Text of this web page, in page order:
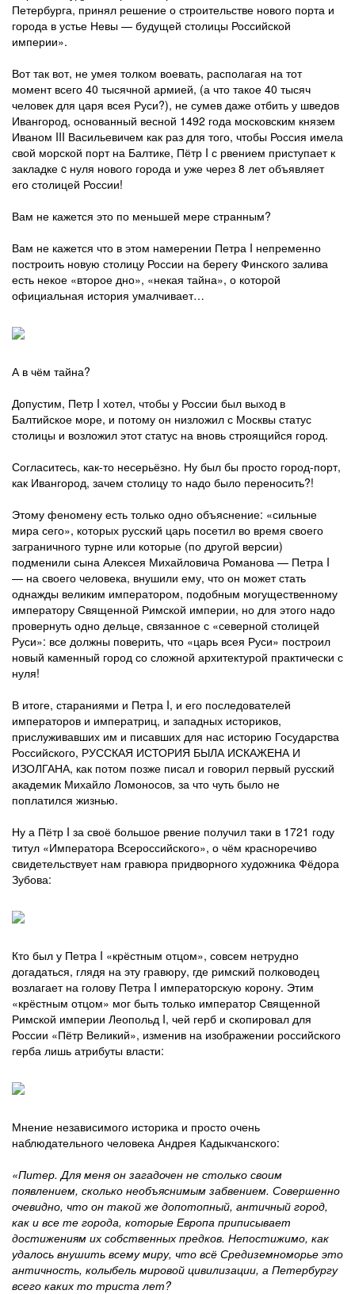
Петербурга, принял решение о строительстве нового порта и
города в устье Невы — будущей столицы Российской
империи».
Вот так вот, не умея толком воевать, располагая на тот
момент всего 40 тысячной армией, (а что такое 40 тысяч
человек для царя всея Руси?), не сумев даже отбить у шведов
Ивангород, основанный весной 1492 года московским князем
Иваном III Васильевичем как раз для того, чтобы Россия имела
свой морской порт на Балтике, Пётр I с рвением приступает к
закладке c нуля нового города и уже через 8 лет объявляет
его столицей России!
Вам не кажется это по меньшей мере странным?
Вам не кажется что в этом намерении Петра I непременно
построить новую столицу России на берегу Финского залива
есть некое «второе дно», «некая тайна», о которой
официальная история умалчивает…
А в чём тайна?
Допустим, Петр I хотел, чтобы у России был выход в
Балтийское море, и потому он низложил с Москвы статус
столицы и возложил этот статус на вновь строящийся город.
Согласитесь, как-то несерьёзно. Ну был бы просто город-порт,
как Ивангород, зачем столицу то надо было переносить?!
Этому феномену есть только одно объяснение: «сильные
мира сего», которых русский царь посетил во время своего
заграничного турне или которые (по другой версии)
подменили сына Алексея Михайловича Романова — Петра I
— на своего человека, внушили ему, что он может стать
однажды великим императором, подобным могущественному
императору Священной Римской империи, но для этого надо
провернуть одно дельце, связанное с «северной столицей
Руси»: все должны поверить, что «царь всея Руси» построил
новый каменный город со сложной архитектурой практически с
нуля!
В итоге, стараниями и Петра I, и его последователей
императоров и императриц, и западных историков,
прислуживавших им и писавших для нас историю Государства
Российского, РУССКАЯ ИСТОРИЯ БЫЛА ИСКАЖЕНА И
ИЗОЛГАНА, как потом позже писал и говорил первый русский
академик Михайло Ломоносов, за что чуть было не
поплатился жизнью.
Ну а Пётр I за своё большое рвение получил таки в 1721 году
титул «Императора Всероссийского», о чём красноречиво
свидетельствует нам гравюра придворного художника Фёдора
Зубова:
Кто был у Петра I «крёстным отцом», совсем нетрудно
догадаться, глядя на эту гравюру, где римский полководец
возлагает на голову Петра I императорскую корону. Этим
«крёстным отцом» мог быть только император Священной
Римской империи Леопольд I, чей герб и скопировал для
России «Пётр Великий», изменив на изображении российского
герба лишь атрибуты власти:
Мнение независимого историка и просто очень
наблюдательного человека Андрея Кадыкчанского:
«Питер. Для меня он загадочен не столько своим
появлением, сколько необъяснимым забвением. Совершенно
очевидно, что он такой же допотопный, античный город,
как и все те города, которые Европа приписывает
достижениям их собственных предков. Непостижимо, как
удалось внушить всему миру, что всё Средиземноморье это
античность, колыбель мировой цивилизации, а Петербургу
всего каких то триста лет?